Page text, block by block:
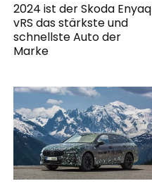
2024 ist der Skoda Enyaq
vRS das stärkste und
schnellste Auto der
Marke